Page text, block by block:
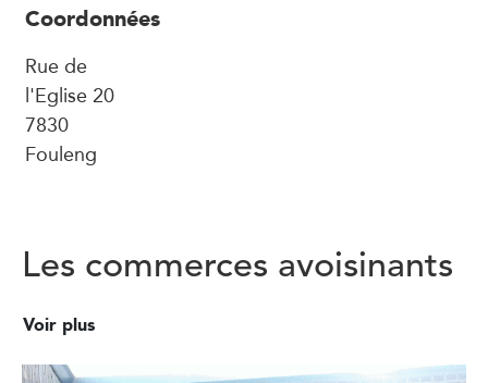
Coordonnées
Rue de
l'Eglise 20
7830
Fouleng
Les commerces avoisinants
Voir plus